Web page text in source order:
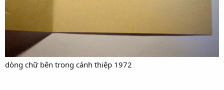
dòng chữ bên trong cánh thiệp 1972